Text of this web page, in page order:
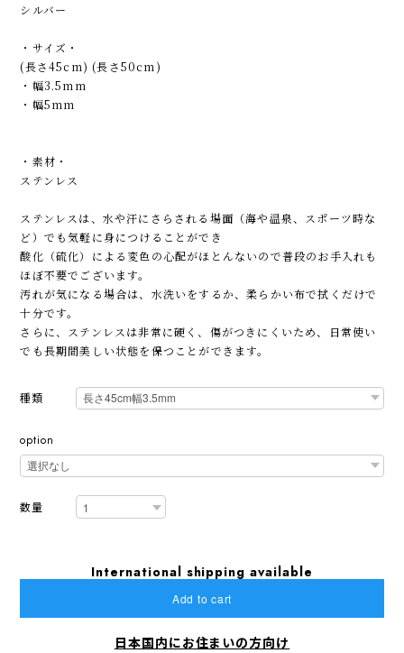
シルバー
・サイズ・
(長さ45cm) (長さ50cm)
・幅3.5mm
・幅5mm
・素材・
ステンレス
ステンレスは、水や汗にさらされる場面（海や温泉、スポーツ時な
ど）でも気軽に身につけることができ
酸化（硫化）による変色の心配がほとんないので普段のお手入れも
ほぼ不要でございます。
汚れが気になる場合は、水洗いをするか、柔らかい布で拭くだけで
十分です。
さらに、ステンレスは非常に硬く、傷がつきにくいため、日常使い
でも長期間美しい状態を保つことができます。
種類
option
数量
International shipping available
Add to cart
日本国内にお住まいの方向け